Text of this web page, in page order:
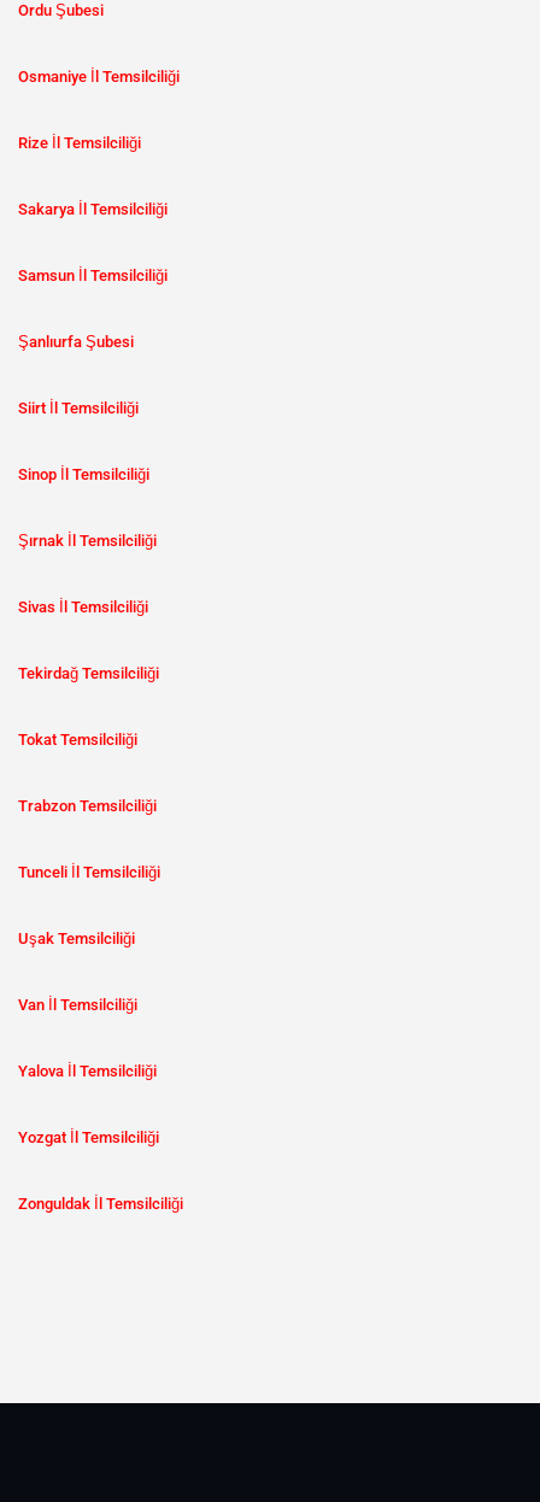
Ordu Şubesi
Osmaniye İl Temsilciliği
Rize İl Temsilciliği
Sakarya İl Temsilciliği
Samsun İl Temsilciliği
Şanlıurfa Şubesi
Siirt İl Temsilciliği
Sinop İl Temsilciliği
Şırnak İl Temsilciliği
Sivas İl Temsilciliği
Tekirdağ Temsilciliği
Tokat Temsilciliği
Trabzon Temsilciliği
Tunceli İl Temsilciliği
Uşak Temsilciliği
Van İl Temsilciliği
Yalova İl Temsilciliği
Yozgat İl Temsilciliği
Zonguldak İl Temsilciliği